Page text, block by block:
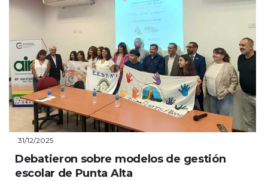
31/12/2025
Debatieron sobre modelos de gestión
escolar de Punta Alta